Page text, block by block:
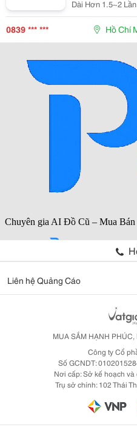
Dài Hơn 1.5~2
Thực Hiện Với
Nhất Thế Giới
0839 *** *** Hồ Chí
Liên hệ Quảng Cáo
MUA SẮM HẠNH
Công ty Cổ
Số GCNDT:
Nơi cấp: Sở kế hoạch
Trụ sở chính: 102 Thái